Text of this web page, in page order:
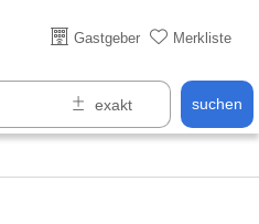
Gastgeber Merkliste
suchen
online